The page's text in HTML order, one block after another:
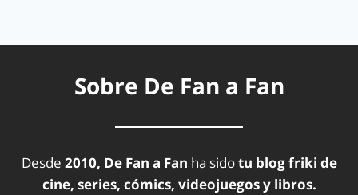
Sobre De Fan a Fan
Desde 2010, De Fan a Fan ha sidotu blog friki de
cine, series, cómics, videojuegos y libros.